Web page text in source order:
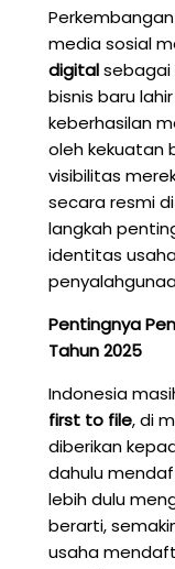
media sosial
digitalsebagai
bisnis baru
keberhasilan
oleh kekuatan
visibilitas
secara resmi
langkah
identitas
Pentingnya
Tahun 2025
Indonesia
first to file, di
diberikan
dahulu
lebih dulu
berarti,
usaha